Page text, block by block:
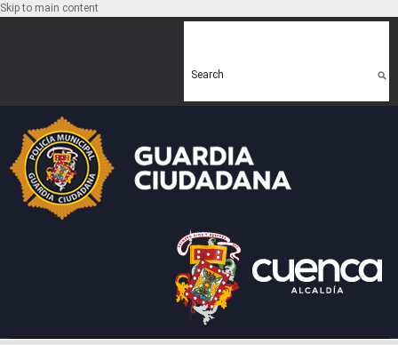
Skip to main content
Search